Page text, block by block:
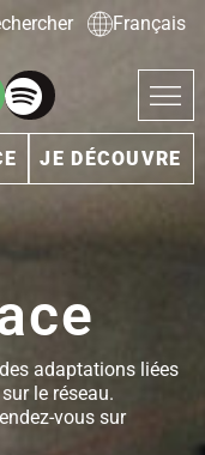
Français
JE DÉCOUVRE
adaptations liées
le réseau.
vous sur